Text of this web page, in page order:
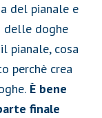
del pianale e
delle doghe
pianale, cosa
perchè crea
È bene
finale